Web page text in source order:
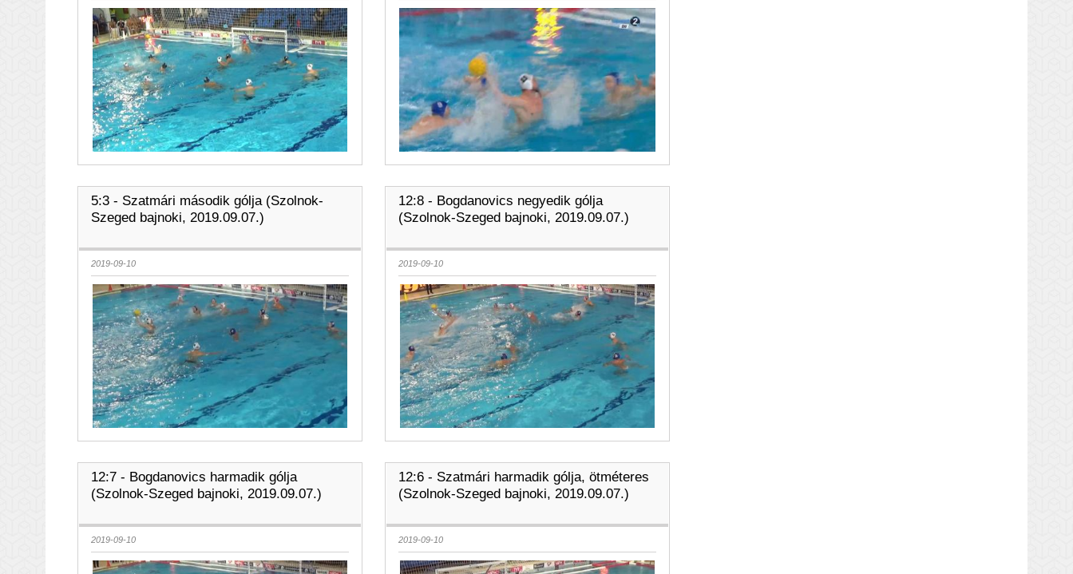
5:3 - Szatmári második gólja (Szolnok-
Szeged bajnoki, 2019.09.07.)
2019-09-10
12:8 - Bogdanovics negyedik gólja
(Szolnok-Szeged bajnoki, 2019.09.07.)
2019-09-10
12:7 - Bogdanovics harmadik gólja
(Szolnok-Szeged bajnoki, 2019.09.07.)
2019-09-10
12:6 - Szatmári harmadik gólja, ötméteres
(Szolnok-Szeged bajnoki, 2019.09.07.)
2019-09-10